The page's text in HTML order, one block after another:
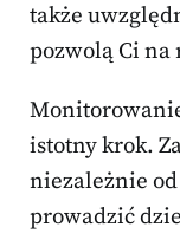
także
pozwolą Ci na
istotny krok.
niezależnie
prowadzić